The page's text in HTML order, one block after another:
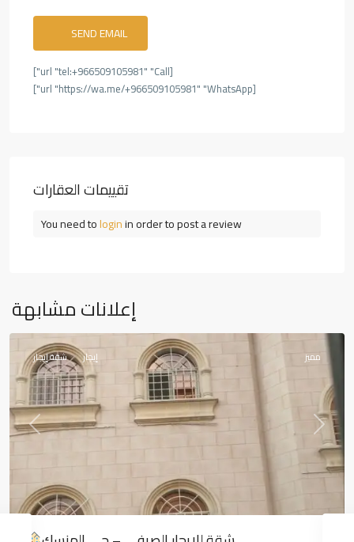
[url "tel:+966509105981" "Call"]
[url "https://wa.me/+966509105981" "WhatsApp"]
تقييمات العقارات
You need tologinin order to post a review
إعلانات مشابهة
Next
مميز إيجار شقة إيجار